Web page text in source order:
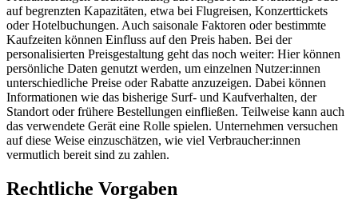
auf begrenzten Kapazitäten, etwa bei Flugreisen, Konzerttickets
oder Hotelbuchungen. Auch saisonale Faktoren oder bestimmte
Kaufzeiten können Einfluss auf den Preis haben. Bei der
personalisierten Preisgestaltung geht das noch weiter: Hier können
persönliche Daten genutzt werden, um einzelnen Nutzer:innen
unterschiedliche Preise oder Rabatte anzuzeigen. Dabei können
Informationen wie das bisherige Surf- und Kaufverhalten, der
Standort oder frühere Bestellungen einfließen. Teilweise kann auch
das verwendete Gerät eine Rolle spielen. Unternehmen versuchen
auf diese Weise einzuschätzen, wie viel Verbraucher:innen
vermutlich bereit sind zu zahlen.
Rechtliche Vorgaben